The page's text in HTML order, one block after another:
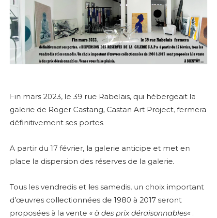
Fin mars 2023, le 39 rue Rabelais, qui hébergeait la
galerie de Roger Castang, Castan Art Project, fermera
définitivement ses portes.
A partir du 17 février, la galerie anticipe et met en
place la dispersion des réserves de la galerie.
Tous les vendredis et les samedis, un choix important
d’œuvres collectionnées de 1980 à 2017 seront
proposées à la vente « à des prix déraisonnables« .